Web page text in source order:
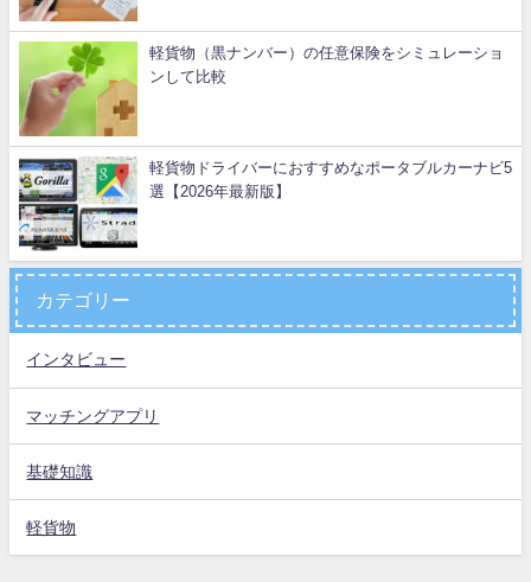
軽貨物（黒ナンバー）の任意保険をシミュレーショ
ンして比較
軽貨物ドライバーにおすすめなポータブルカーナビ5
選【2026年最新版】
カテゴリー
インタビュー
マッチングアプリ
基礎知識
軽貨物